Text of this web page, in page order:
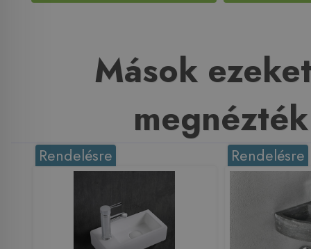
Mások
megnézték
Rendelésre Rendelésre